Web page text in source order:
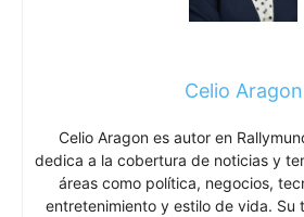
Celio Aragon
Celio Aragon es autor en
dedica a la cobertura de noticias y
áreas como política, negocios,
entretenimiento y estilo de vida. Su